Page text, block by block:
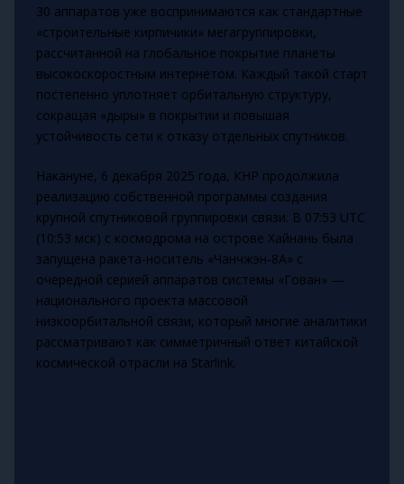
30 аппаратов уже воспринимаются как стандартные
«строительные кирпичики» мегагруппировки,
рассчитанной на глобальное покрытие планеты
высокоскоростным интернетом. Каждый такой старт
постепенно уплотняет орбитальную структуру,
сокращая «дыры» в покрытии и повышая
устойчивость сети к отказу отдельных спутников.
Накануне, 6 декабря 2025 года, КНР продолжила
реализацию собственной программы создания
крупной спутниковой группировки связи. В 07:53 UTC
(10:53 мск) с космодрома на острове Хайнань была
запущена ракета-носитель «Чанчжэн‑8А» с
очередной серией аппаратов системы «Гован» —
национального проекта массовой
низкоорбитальной связи, который многие аналитики
рассматривают как симметричный ответ китайской
космической отрасли на Starlink.